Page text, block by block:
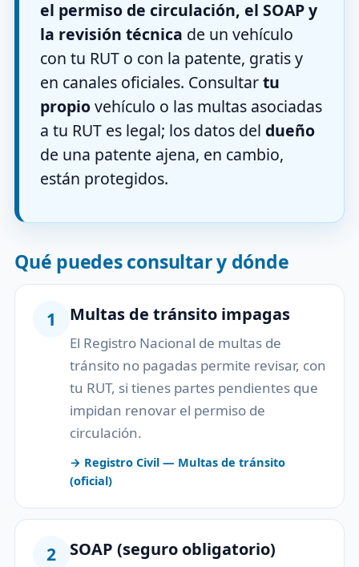
el permiso de circulación, el SOAP y
la revisión técnica de un vehículo
con tu RUT o con la patente, gratis y
en canales oficiales. Consultartu
propiovehículo o las multas asociadas
a tu RUT es legal; los datos del dueño
de una patente ajena, en cambio,
están protegidos.
Qué puedes consultar y dónde
1 Multas de tránsito impagas
El Registro Nacional de multas de
tránsito no pagadas permite revisar, con
tu RUT, si tienes partes pendientes que
impidan renovar el permiso de
circulación.
→ Registro Civil — Multas de tránsito
(oficial)
2 SOAP (seguro obligatorio)